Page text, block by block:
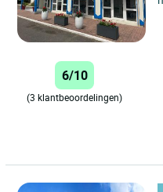
6/10
(3 klantbeoordelingen)